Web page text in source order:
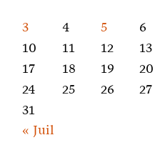
3
4 5 6
10
11 12 13
17
18 19 20
24
25 26 27
31
« Juil